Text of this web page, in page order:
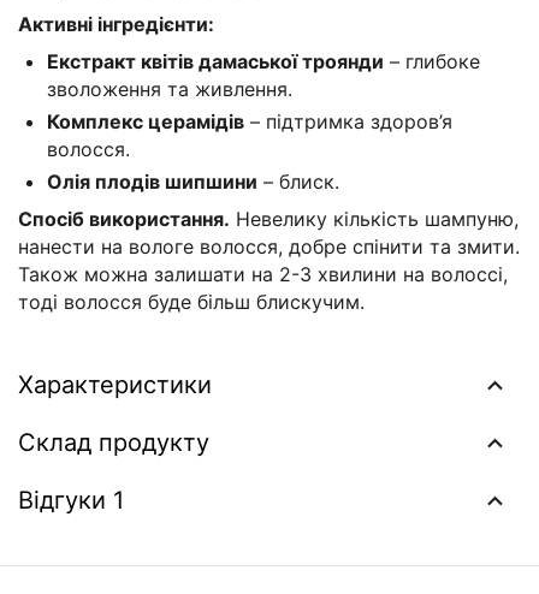
Активні інгредієнти:
Екстракт квітів дамаської троянди – глибоке
зволоження та живлення.
Комплекс церамідів – підтримка здоров’я
волосся.
Олія плодів шипшини – блиск.
Спосіб використання. Невелику кількість шампуню,
нанести на вологе волосся, добре спінити та змити.
Також можна залишати на 2-3 хвилини на волоссі,
тоді волосся буде більш блискучим.
Характеристики
Склад продукту
Відгуки 1